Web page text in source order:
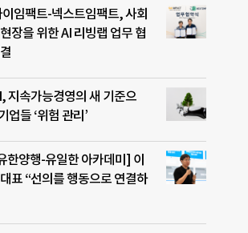
임팩트-넥스트임팩트, 사회
장을 위한 AI 리빙랩 업무 협
지속가능경영의 새 기준으
업들 ‘위험 관리’
한양행-유일한 아카데미] 이
표 “선의를 행동으로 연결하